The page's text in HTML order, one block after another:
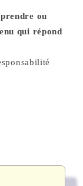
ou
qui répond